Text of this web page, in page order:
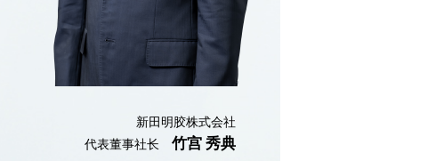
新田明胶株式会社
代表董事社长 竹宫 秀典